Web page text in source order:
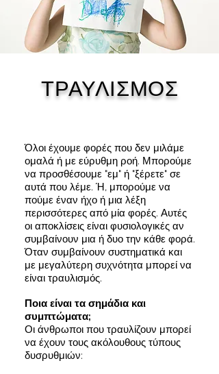
ΤΡΑΥΛΙΣΜΟΣ
Όλοι έχουμε φορές που δεν μιλάμε
ομαλά ή με εύρυθμη ροή. Μπορούμε
να προσθέσουμε "εμ" ή "ξέρετε" σε
αυτά που λέμε. Ή, μπορούμε να
πούμε έναν ήχο ή μια λέξη
περισσότερες από μία φορές. Αυτές
οι αποκλίσεις είναι φυσιολογικές αν
συμβαίνουν μια ή δυο την κάθε φορά.
Όταν συμβαίνουν συστηματικά και
με μεγαλύτερη συχνότητα μπορεί να
είναι τραυλισμός.
Ποια είναι τα σημάδια και
συμπτώματα;
Οι άνθρωποι που τραυλίζουν μπορεί
να έχουν τους ακόλουθους τύπους
δυσρυθμιών: